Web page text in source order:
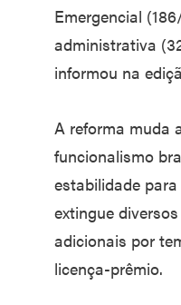
Emergencial
administrativa
informou na
A reforma muda
funcionalismo
estabilidade
extingue
adicionais por
licença-prêmio.